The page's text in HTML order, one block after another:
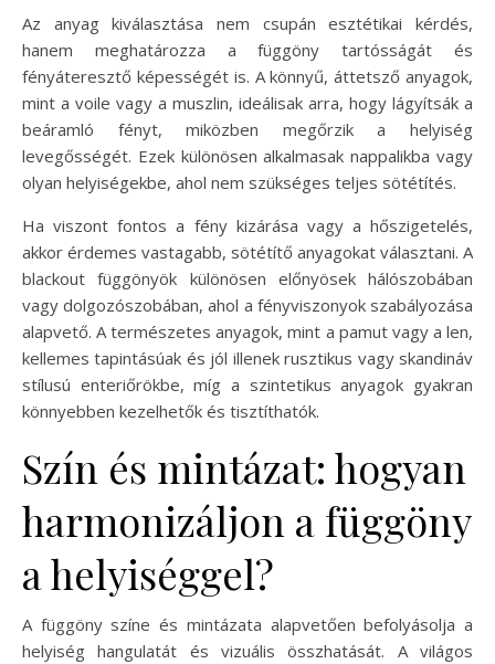
Az anyag kiválasztása nem csupán esztétikai kérdés,
hanem meghatározza a függöny tartósságát és
fényáteresztő képességét is. A könnyű, áttetsző anyagok,
mint a voile vagy a muszlin, ideálisak arra, hogy lágyítsák a
beáramló fényt, miközben megőrzik a helyiség
levegősségét. Ezek különösen alkalmasak nappalikba vagy
olyan helyiségekbe, ahol nem szükséges teljes sötétítés.
Ha viszont fontos a fény kizárása vagy a hőszigetelés,
akkor érdemes vastagabb, sötétítő anyagokat választani. A
blackout függönyök különösen előnyösek hálószobában
vagy dolgozószobában, ahol a fényviszonyok szabályozása
alapvető. A természetes anyagok, mint a pamut vagy a len,
kellemes tapintásúak és jól illenek rusztikus vagy skandináv
stílusú enteriőrökbe, míg a szintetikus anyagok gyakran
könnyebben kezelhetők és tisztíthatók.
Szín és mintázat: hogyan
harmonizáljon a függöny
a helyiséggel?
A függöny színe és mintázata alapvetően befolyásolja a
helyiség hangulatát és vizuális összhatását. A világos